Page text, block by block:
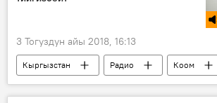
3 Тогуздун айы 2018, 16:13
Кыргызстан Радио
Коом
бейтапкана
каражат медицина